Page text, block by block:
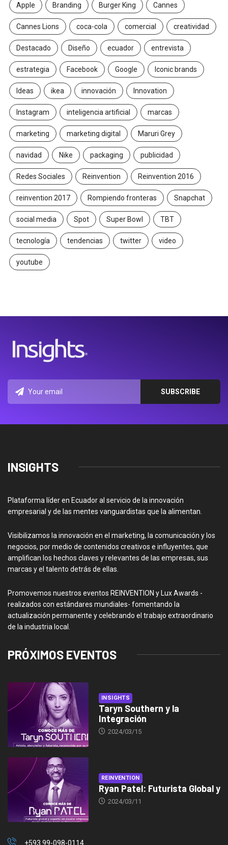
Apple Branding Burger King Cannes
Cannes Lions coca-cola comercial creatividad
Destacado Diseño ecuador entrevista
estrategia Facebook Google Iconic brands
Ideas ikea innovación Innovation
Instagram inteligencia artificial marcas
marketing marketing digital Maruri Grey
navidad Nike packaging publicidad
Redes Sociales Reinvention Reinvention 2016
reinvention 2017 Rompiendo fronteras Snapchat
social media Spot Super Bowl TBT
tecnología tendencias twitter video
youtube
INSIGHTS
Plataforma líder en Ecuador al servicio de la innovación
empresarial y de las mentes vanguardistas que la alimentan.
Visibilizamos la innovación en el marketing, la comunicación y los
negocios, por medio de contenidos creativos e influyentes, que
amplifican los hechos claves y relevantes de las empresas, sus
marcas y el talento detrás de ellas.
Promovemos nuestros eventos REINVENTION y Lux Awards -
realizados con estándares mundiales- fomentando la
actualización permanente y celebrando el trabajo extraordinario
de la industria local.
PRÓXIMOS EVENTOS
INSIGHTS
Taryn Southern y la
Integración
2024/03/15
REINVENTION
Ryan Patel: Futurista Global y
2024/03/11
+593 99-098-0114